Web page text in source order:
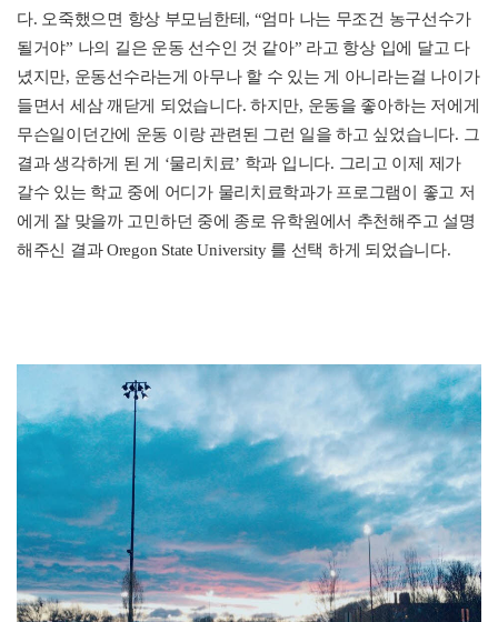
다. 오죽했으면 항상 부모님한테 , “엄마 나는 무조건 농구선수가
될거야” 나의 길은 운동 선수인 것 같아” 라고 항상 입에 달고 다
녔지만, 운동선수라는게 아무나 할 수 있는 게 아니라는걸 나이가
들면서 세삼 깨닫게 되었습니다. 하지만, 운동을 좋아하는 저에게
무슨일이던간에 운동 이랑 관련된 그런 일을 하고 싶었습니다. 그
결과 생각하게 된 게
‘물리치료’ 학과 입니다. 그리고 이제 제가
갈수 있는 학교 중에 어디가 물리치료학과가 프로그램이 좋고 저
에게 잘 맞을까 고민하던 중에 종로 유학원에서 추천해주고 설명
해주신 결과Oregon State University 를 선택 하게 되었습니다.